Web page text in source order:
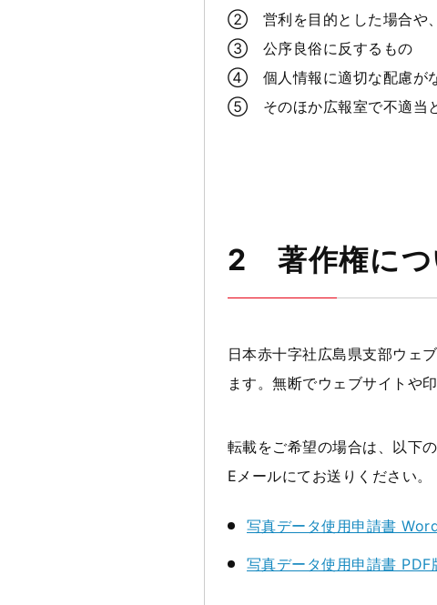
② 営利を目的とした場合や、
③ 公序良俗に反するもの
④ 個人情報に適切な配慮が
⑤ そのほか広報室で不適当
2 著作権につ
日本赤十字社広島県支部ウェ
ます。無断でウェブサイトや
転載をご希望の場合は、以下
Eメールにてお送りください。
写真データ使用申請書
写真データ使用申請書 PDF